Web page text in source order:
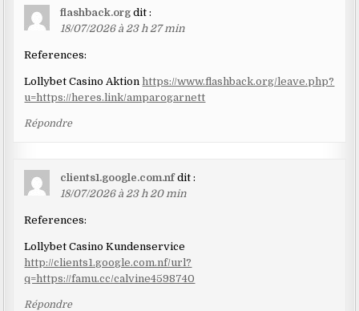
flashback.org dit :
18/07/2026 à 23 h 27 min
References:
Lollybet Casino Aktionhttps://www.flashback.org/leave.php?
u=https://heres.link/amparogarnett
Répondre
clients1.google.com.nf dit :
18/07/2026 à 23 h 20 min
References:
Lollybet Casino Kundenservice
http://clients1.google.com.nf/url?
q=https://famu.cc/calvine4598740
Répondre